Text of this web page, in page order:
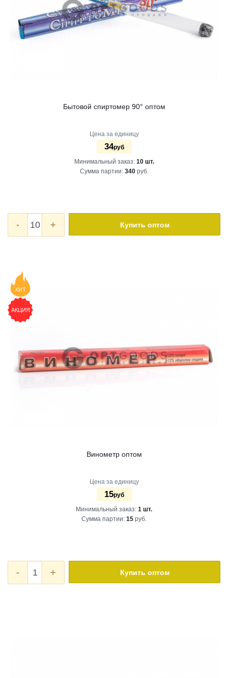
Бытовой спиртомер 90° оптом
Цена за единицу
34руб
Минимальный заказ: 10 шт.
Сумма партии: 340руб.
- + Купить оптом
ХИТ
АКЦИЯ
Винометр оптом
Цена за единицу
15руб
Минимальный заказ: 1 шт.
Сумма партии: 15 руб.
- + Купить оптом